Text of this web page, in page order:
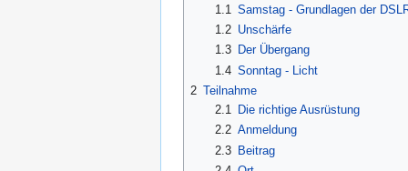
1.1 Samstag - Grundlagen der
1.2 Unschärfe
1.3
Der Übergang
1.4 Sonntag - Licht
2 Teilnahme
2.1
Die richtige Ausrüstung
2.2 Anmeldung
2.3 Beitrag